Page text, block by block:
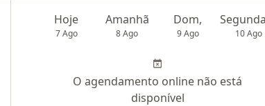
Hoje
7 Ago
Amanhã
8 Ago
Dom,
9 Ago 10 Ago
O agendamento online não está
disponível